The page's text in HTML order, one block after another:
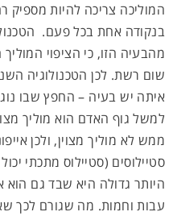
המוליכה צריכה להיות
בנקודה אחת בכל פעם.
מהבעיה הזו, כי הציפוי
שום רשת. לכן הטכנולוגיה
איתה יש בעיה – החפץ שבו
למשל גוף האדם הוא מוליך
ממש לא מוליך מצוין, ולכן
סטיילוסים (סטיילוס מתכתי
היותר גדולה היא שבד גם הוא
עבות וחמות. מה שגורם לכך